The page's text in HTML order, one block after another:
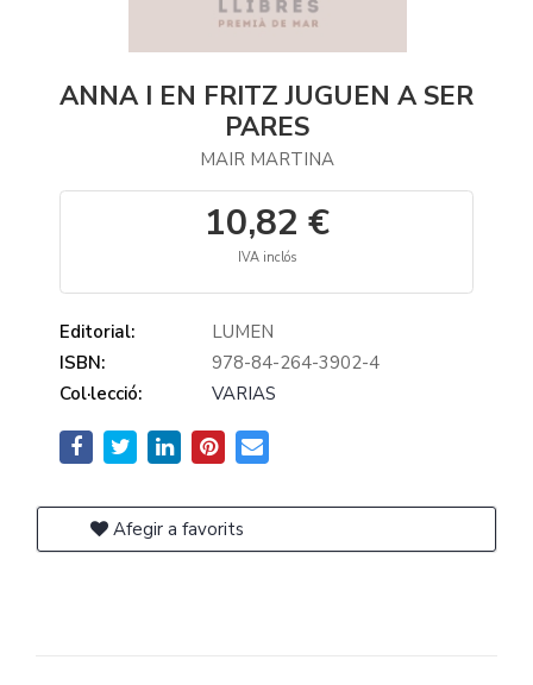
ANNA I EN FRITZ JUGUEN A SER
PARES
MAIR MARTINA
10,82 €
IVA inclós
Editorial:
LUMEN
ISBN:
978-84-264-3902-4
Col·lecció:
VARIAS
Afegir a favorits